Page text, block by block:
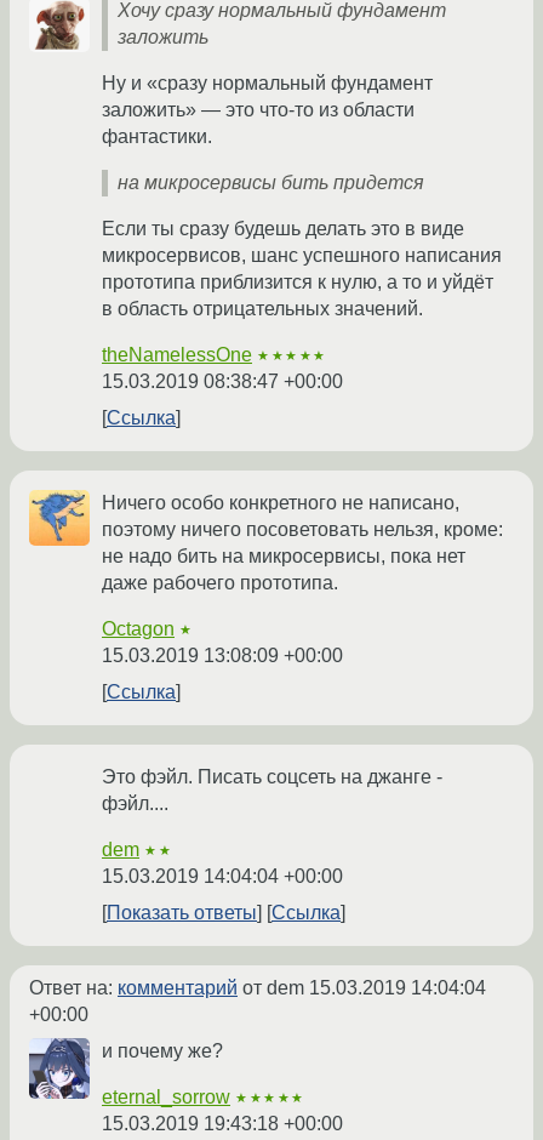
Хочу сразу нормальный фундамент
заложить
Ну и «сразу нормальный фундамент
заложить» — это что-то из области
фантастики.
на микросервисы бить придется
Если ты сразу будешь делать это в виде
микросервисов, шанс успешного написания
прототипа приблизится к нулю, а то и уйдёт
в область отрицательных значений.
theNamelessOne ★★★★★
15.03.2019 08:38:47 +00:00
Ссылка
Ничего особо конкретного не написано,
поэтому ничего посоветовать нельзя, кроме:
не надо бить на микросервисы, пока нет
даже рабочего прототипа.
Octagon ★
15.03.2019 13:08:09 +00:00
Ссылка
Это фэйл. Писать соцсеть на джанге -
фэйл....
dem ★★
15.03.2019 14:04:04 +00:00
Показать ответы
Ссылка
Ответ на: комментарий от dem 15.03.2019 14:04:04
+00:00
и почему же?
eternal_sorrow ★★★★★
15.03.2019 19:43:18 +00:00